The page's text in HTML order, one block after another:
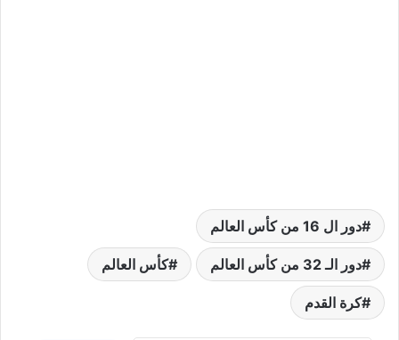
دور ال 16 من كأس العالم
دور الـ 32 من كأس العالم كأس العالم
كرة القدم